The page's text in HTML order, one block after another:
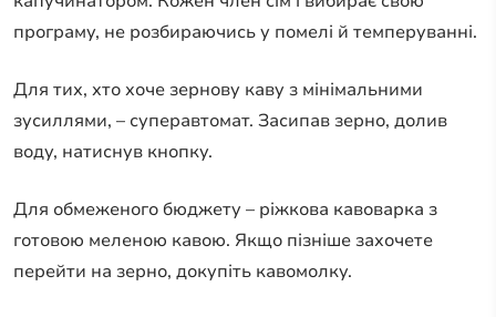
програму, не розбираючись у помелі й темперуванні.
Для тих, хто хоче зернову каву з мінімальними
зусиллями, – суперавтомат. Засипав зерно, долив
воду, натиснув кнопку.
Для обмеженого бюджету – ріжкова кавоварка з
готовою меленою кавою. Якщо пізніше захочете
перейти на зерно, докупіть кавомолку.